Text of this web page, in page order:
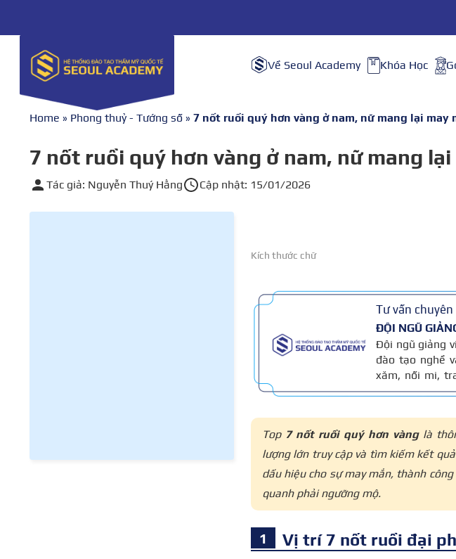
Về Seoul Academy Khóa Học
Home » Phong thuỷ - Tướng số » 7 nốt ruồi quý hơn vàng ở nam, nữ mang lại may
7 nốt ruồi quý hơn vàng ở nam, nữ mang
Tác giả: Nguyễn Thuý Hằng Cập nhật: 15/01/2026
Kích thước chữ
Tư vấn
ĐỘI NGŨ
Đội ngũ giảng
đào tạo nghề
xăm, nối mi,
trên giáo trình
Top7 nốt ruồi quý hơn vàng là
lượng lớn truy cập và tìm kiếm kết
dấu hiệu cho sự may mắn, thành
quanh phải ngưỡng mộ.
Vị trí 7 nốt ruồi đại